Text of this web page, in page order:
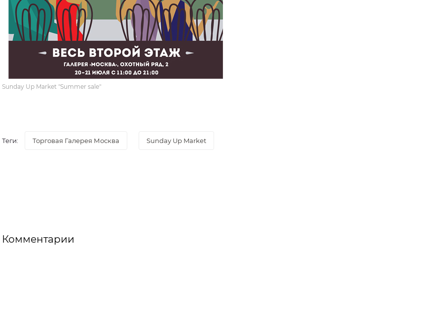
Sunday Up Market "Summer sale"
Теги: Торговая Галерея Москва Sunday Up Market
Комментарии